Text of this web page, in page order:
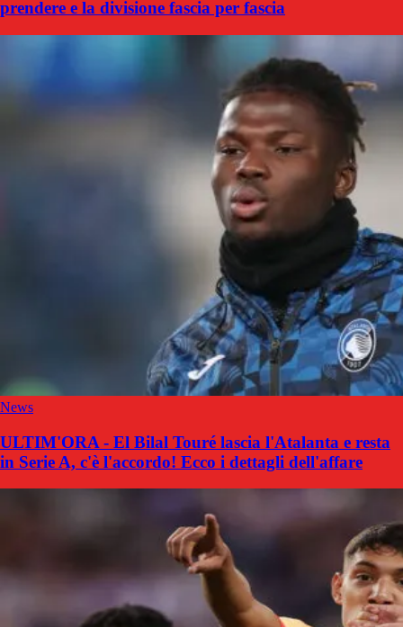
prendere e la divisione fascia per fascia
News
ULTIM'ORA - El Bilal Touré lascia l'Atalanta e resta
in Serie A, c'è l'accordo! Ecco i dettagli dell'affare